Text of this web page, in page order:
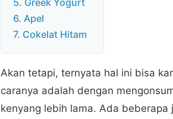
6. Apel
7. Cokelat Hitam
Akan tetapi, ternyata hal ini bisa
caranya adalah dengan
kenyang lebih lama. Ada